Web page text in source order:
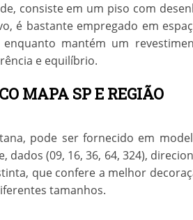
consiste em um piso com
é bastante empregado em
mantém um
e equilíbrio.
MAPA SP E REGIÃO
pode ser fornecido em
(09, 16, 36, 64, 324),
que confere a melhor
tamanhos.